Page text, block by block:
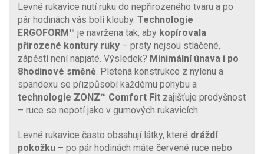
Levné rukavice nutí ruku do nepřirozeného tvaru a po
pár hodinách vás bolí klouby. Technologie
ERGOFORM™ je navržena tak, aby kopírovala
přirozené kontury ruky – prsty nejsou stlačené,
zápěstí není napjaté. Výsledek? Minimální únava i po
8hodinové směně . Pletená konstrukce z nylonu a
spandexu se přizpůsobí každému pohybu a
technologie ZONZ™ Comfort Fit zajišťuje prodyšnost
– ruce se nepotí jako v gumových rukavicích.
Levné rukavice často obsahují látky, které dráždí
pokožku – po pár hodinách máte červené ruce nebo